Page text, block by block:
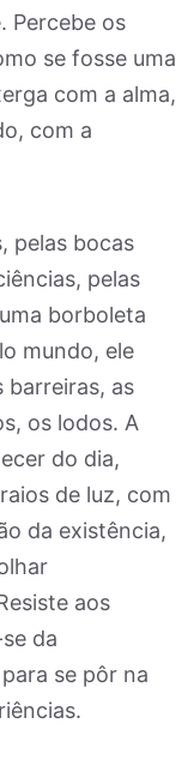
Percebe os
se fosse uma
com a alma,
com a
pelas bocas
pelas
borboleta
mundo, ele
barreiras, as
os lodos. A
do dia,
de luz, com
da existência,
aos
da
se pôr na